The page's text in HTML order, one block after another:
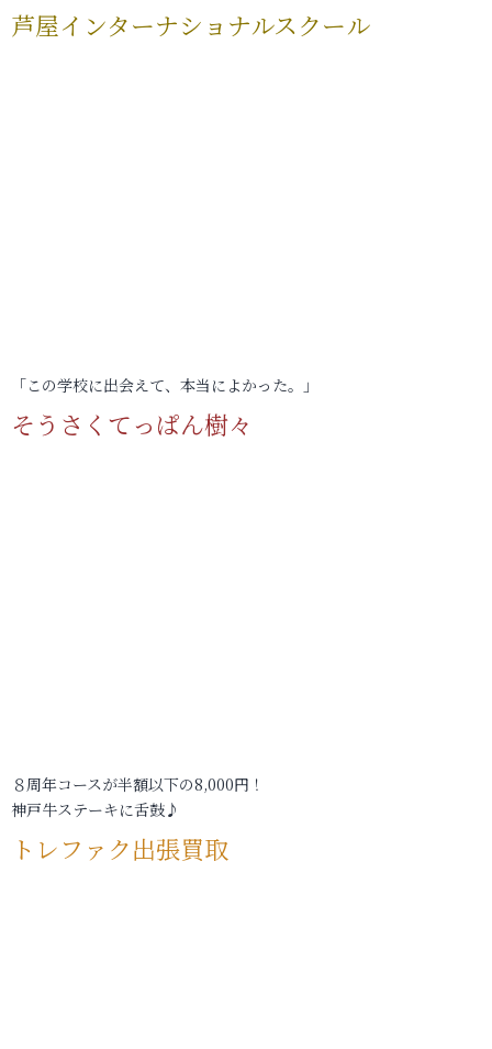
芦屋インターナショナルスクール
「この学校に出会えて、本当によかった。」
そうさくてっぱん樹々
８周年コースが半額以下の8,000円！
神戸牛ステーキに舌鼓♪
トレファク出張買取